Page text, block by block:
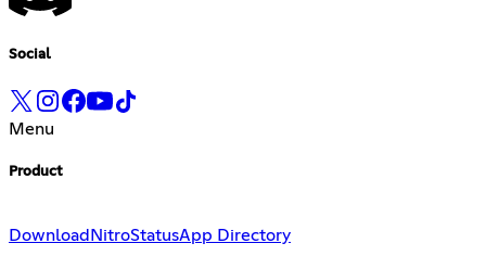
Social
Menu
Product
Download NitroStatusApp Directory